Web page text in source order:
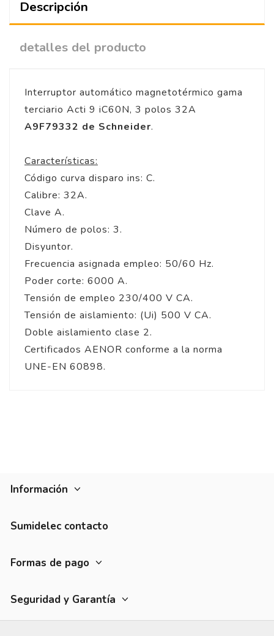
Descripción
detalles del producto
Interruptor automático magnetotérmico gama
terciario Acti 9 iC60N, 3 polos 32A
A9F79332 de Schneider.
Características:
Código curva disparo ins: C.
Calibre: 32A.
Clave A.
Número de polos: 3.
Disyuntor.
Frecuencia asignada empleo: 50/60 Hz.
Poder corte: 6000 A.
Tensión de empleo 230/400 V CA.
Tensión de aislamiento: (Ui) 500 V CA.
Doble aislamiento clase 2.
Certificados AENOR conforme a la norma
UNE-EN 60898.
Información
Sumidelec contacto
Formas de pago
Seguridad y Garantía